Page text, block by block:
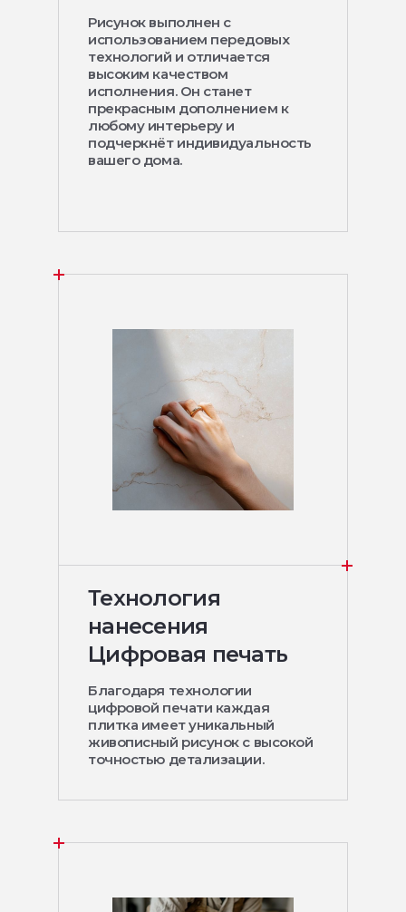
Рисунок выполнен с
использованием передовых
технологий и отличается
высоким качеством
исполнения. Он станет
прекрасным дополнением к
любому интерьеру и
подчеркнёт индивидуальность
вашего дома.
Технология
нанесения
Цифровая печать
Благодаря технологии
цифровой печати каждая
плитка имеет уникальный
живописный рисунок с высокой
точностью детализации.